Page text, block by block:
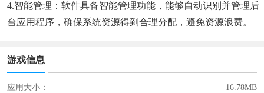
4.智能管理：软件具备智能管理功能，能够自动识别并管理后
台应用程序，确保系统资源得到合理分配，避免资源浪费。
游戏信息
应用大小： 16.78MB